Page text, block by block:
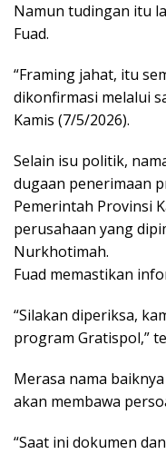
Namun tudingan itu
Fuad.
“Framing jahat, itu
dikonfirmasi melalui
Kamis (7/5/2026).
Selain isu politik,
dugaan penerimaan
Pemerintah Provinsi
perusahaan yang
Nurkhotimah.
Fuad memastikan
“Silakan diperiksa,
program Gratispol,”
Merasa nama
akan membawa
“Saat ini dokumen